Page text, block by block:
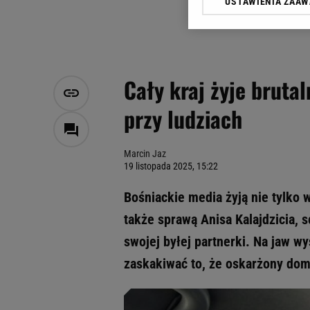
Cały kraj żyje
przy ludziach
Marcin Jaz
19 listopada 2025, 15:22
Bośniackie media żyją nie tylko
także sprawą Anisa Kalajdzicia,
swojej byłej partnerki. Na jaw
zaskakiwać to, że oskarżony
Klikając „Akceptuję”
Zaufanych Partnerów i
My, nasi Zaufani
Użycie dokładnych
Przechowywanie